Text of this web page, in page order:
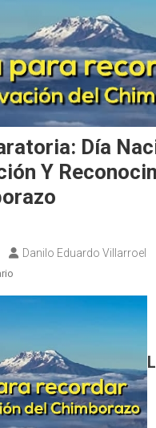
Día
Y
Danilo Eduardo Villarroel
En
Día
Nacional
De
Conservación
Y
Reconocimiento